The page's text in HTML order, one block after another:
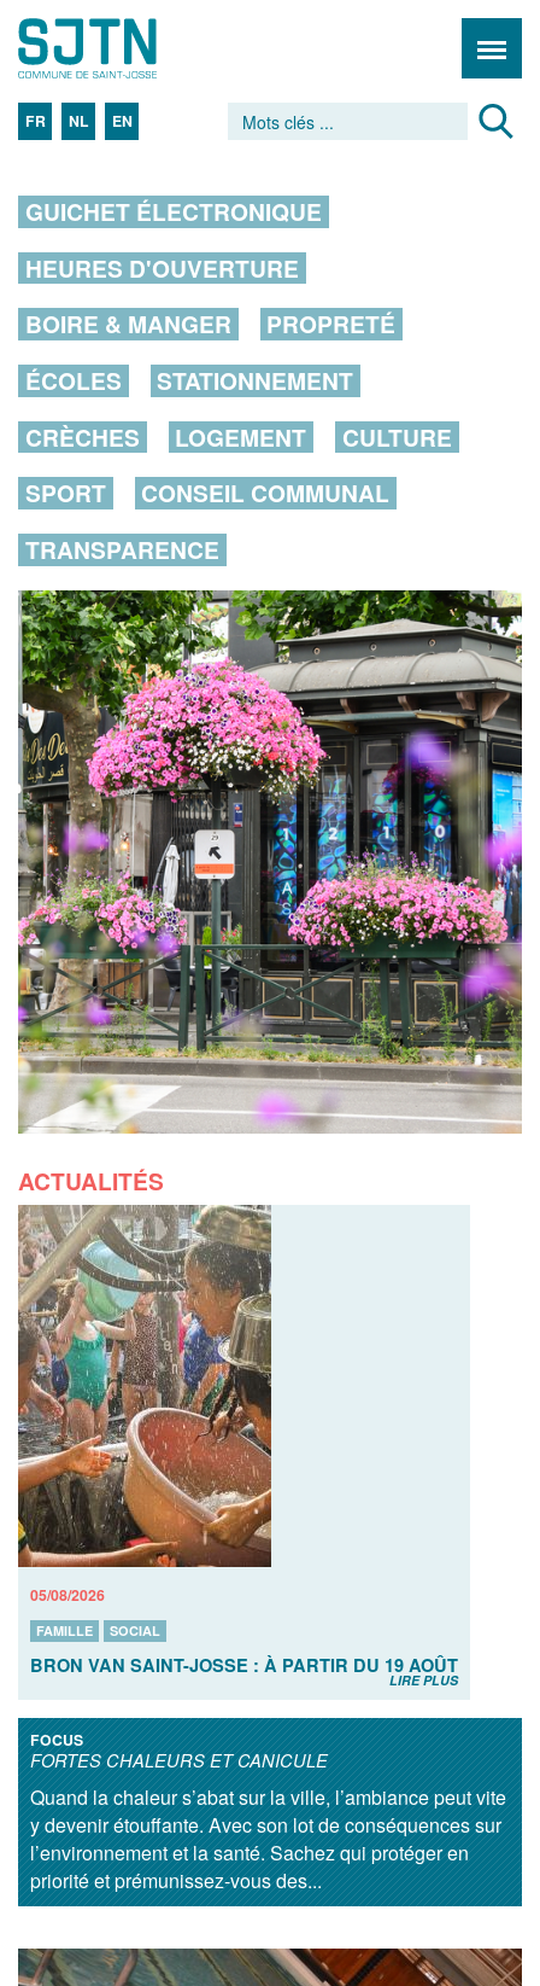
FR NL EN
GUICHET ÉLECTRONIQUE
HEURES D'OUVERTURE
BOIRE & MANGER
PROPRETÉ
ÉCOLES
STATIONNEMENT
CRÈCHES
LOGEMENT
CULTURE
SPORT
CONSEIL COMMUNAL
TRANSPARENCE
ACTUALITÉS
05/08/2026
FAMILLE SOCIAL
BRON VAN SAINT-JOSSE : À PARTIR DU 19 AOÛT
LIRE PLUS
FOCUS
FORTES CHALEURS ET CANICULE
Quand la chaleur s’abat sur la ville, l’ambiance peut vite
y devenir étouffante. Avec son lot de conséquences sur
l’environnement et la santé. Sachez qui protéger en
priorité et prémunissez-vous des...